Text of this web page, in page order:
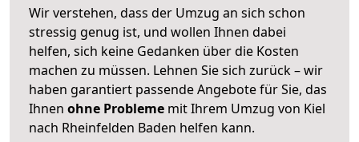
Wir verstehen, dass der Umzug an sich schon
stressig genug ist, und wollen Ihnen dabei
helfen, sich keine Gedanken über die Kosten
machen zu müssen. Lehnen Sie sich zurück – wir
haben garantiert passende Angebote für Sie, das
Ihnen ohne Probleme mit Ihrem Umzug von Kiel
nach Rheinfelden Baden helfen kann.